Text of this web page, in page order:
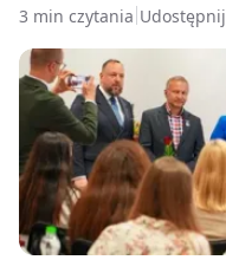
3 min czytania Udostępnij